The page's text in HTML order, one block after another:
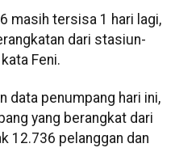
masih tersisa 1 hari lagi,
dari stasiun-
Feni.
data penumpang hari ini,
yang berangkat dari
12.736 pelanggan dan